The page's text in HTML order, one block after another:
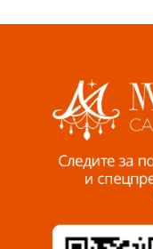
Пенза, ул.
Миасс, ул.
8 922 500 30 39